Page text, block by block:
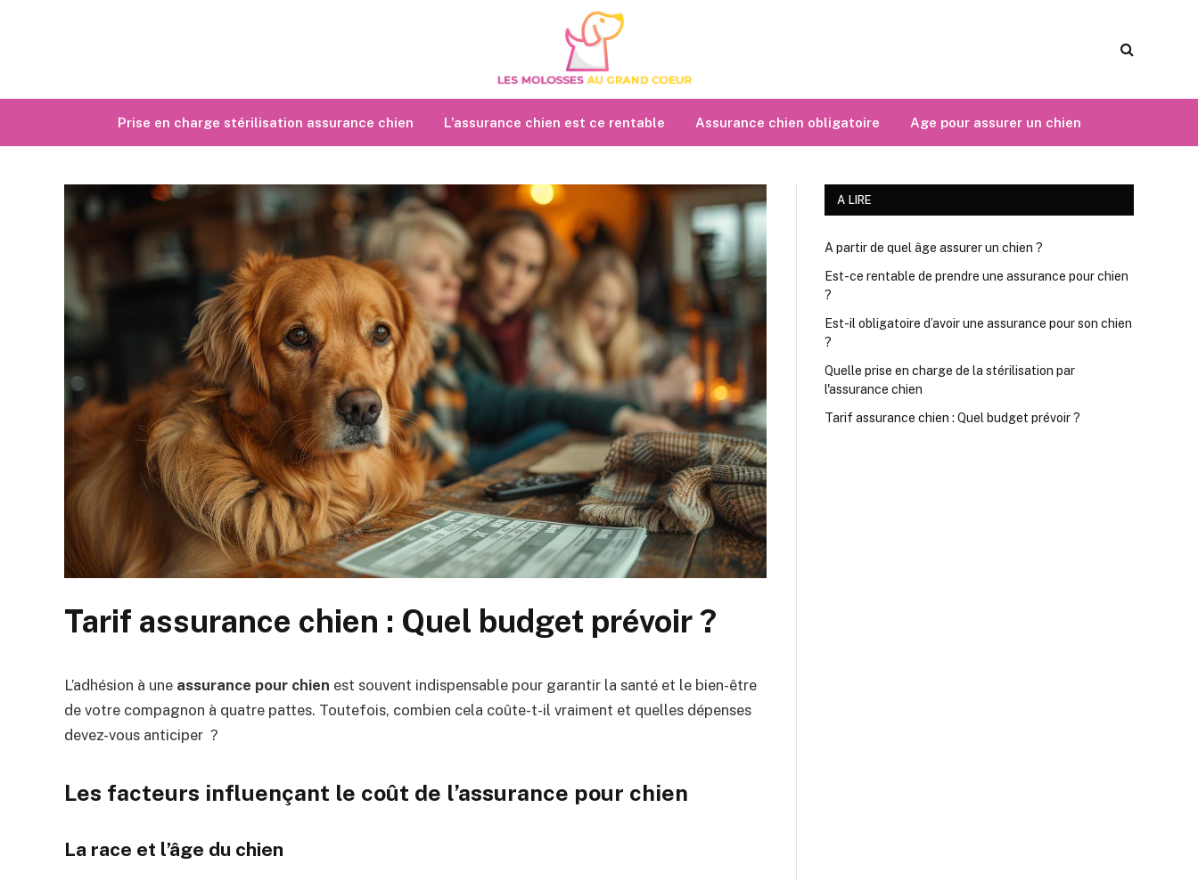
Prise en charge stérilisation assurance chien L’assurance chien est ce rentable Assurance chien obligatoire Age pour assurer un chien
Tarif assurance chien : Quel budget prévoir ?
L’adhésion à une assurance pour chien est souvent indispensable pour garantir la santé et le bien-être
de votre compagnon à quatre pattes. Toutefois, combien cela coûte-t-il vraiment et quelles dépenses
devez-vous anticiper ?
Les facteurs influençant le coût de l’assurance pour chien
La race et l’âge du chien
A LIRE
A partir de quel âge assurer un chien ?
Est-ce rentable de prendre une assurance pour chien
?
Est-il obligatoire d’avoir une assurance pour son chien
?
Quelle prise en charge de la stérilisation par
l'assurance chien
Tarif assurance chien : Quel budget prévoir ?